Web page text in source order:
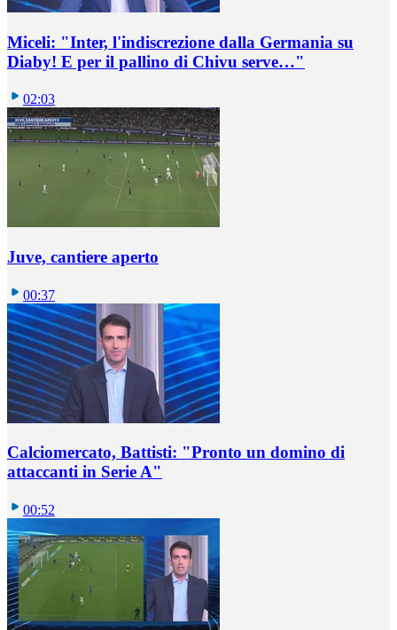
Miceli: "Inter, l'indiscrezione dalla Germania su
Diaby! E per il pallino di Chivu serve…"
02:03
Juve, cantiere aperto
00:37
Calciomercato, Battisti: "Pronto un domino di
attaccanti in Serie A"
00:52